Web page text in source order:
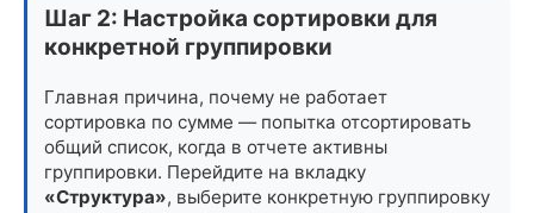
Шаг 2: Настройка сортировки для
конкретной группировки
Главная причина, почему не работает
сортировка по сумме — попытка отсортировать
общий список, когда в отчете активны
группировки. Перейдите на вкладку
«Структура», выберите конкретную группировку